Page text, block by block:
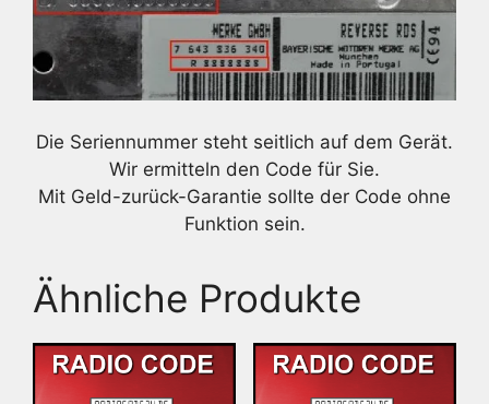
Die Seriennummer steht seitlich auf dem Gerät.
Wir ermitteln den Code für Sie.
Mit Geld-zurück-Garantie sollte der Code ohne
Funktion sein.
Ähnliche Produkte